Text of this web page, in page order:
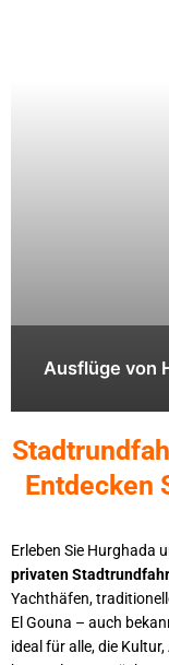
Ausflüge von
Entdecken
Erleben Sie Hurghada
privaten
Yachthäfen,
El Gouna – auch
ideal für alle, die